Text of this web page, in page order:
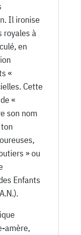
Il ironise
royales à
en
«
Cette
«
son nom
» ou
Enfants
amère,